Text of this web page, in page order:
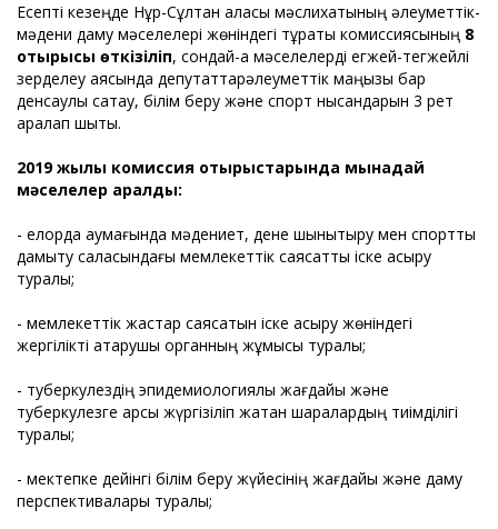
Есепті кезеңде Нұр-Сұлтан қаласы мәслихатының әлеуметтік-
мәдени даму мәселелері жөніндегі тұрақты комиссиясының 8
отырысы өткізіліп, сондай-ақ мәселелерді егжей-тегжейлі
зерделеу аясында депутаттарәлеуметтік маңызы бар
денсаулық сақтау, білім беру және спорт нысандарын 3 рет
аралап шықты.
2019 жылы комиссия отырыстарында мынадай
мәселелер қаралды:
- елорда аумағында мәдениет, дене шынықтыру мен спортты
дамыту саласындағы мемлекеттік саясатты іске асыру
туралы;
- мемлекеттік жастар саясатын іске асыру жөніндегі
жергілікті атқарушы органның жұмысы туралы;
- туберкулездің эпидемиологиялық жағдайы және
туберкулезге қарсы жүргізіліп жатқан шаралардың тиімділігі
туралы;
- мектепке дейінгі білім беру жүйесінің жағдайы және даму
перспективалары туралы;